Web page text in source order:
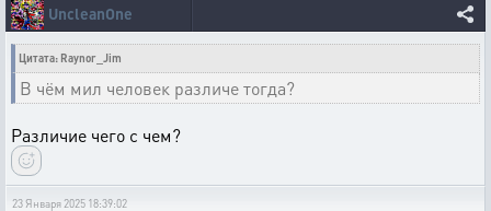
UncleanOne
Цитата: Raynor_Jim
В чём мил человек различе тогда?
Различие чего с чем?
23 Января 2025 18:39:02